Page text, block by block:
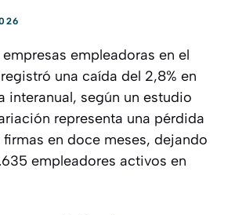
empleadoras en el
una caída del 2,8% en
interanual, según un estudio
representa una pérdida
en doce meses, dejando
empleadores activos en